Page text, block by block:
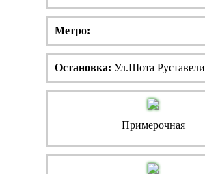
Метро:
Остановка: Ул.Шота Руставели
Примерочная